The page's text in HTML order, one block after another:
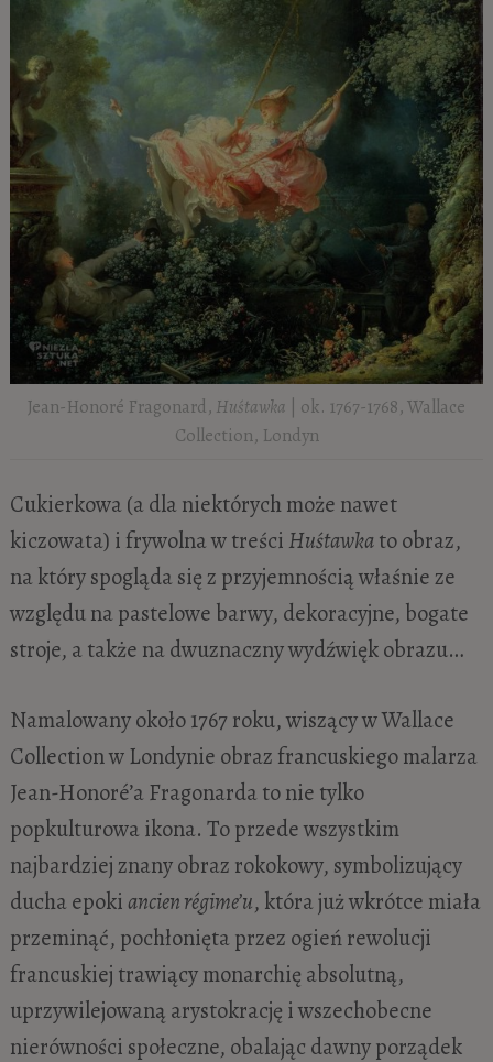
Jean-Honoré Fragonard, Huśtawka | ok. 1767-1768, Wallace
Collection, Londyn
Cukierkowa (a dla niektórych może nawet
kiczowata) i frywolna w treści Huśtawkato obraz,
na który spogląda się z przyjemnością właśnie ze
względu na pastelowe barwy, dekoracyjne, bogate
stroje, a także na dwuznaczny wydźwięk obrazu…
Namalowany około 1767 roku, wiszący w Wallace
Collection w Londynie obraz francuskiego malarza
Jean-Honoré’a Fragonarda to nie tylko
popkulturowa ikona. To przede wszystkim
najbardziej znany obraz rokokowy, symbolizujący
ducha epokiancien régime’u, która już wkrótce miała
przeminąć, pochłonięta przez ogień rewolucji
francuskiej trawiący monarchię absolutną,
uprzywilejowaną arystokrację i wszechobecne
nierówności społeczne, obalając dawny porządek